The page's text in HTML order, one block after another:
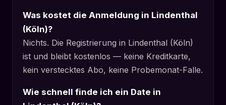
Was kostet die Anmeldung in Lindenthal
(Köln)?
Nichts. Die Registrierung in Lindenthal (Köln)
ist und bleibt kostenlos — keine Kreditkarte,
kein verstecktes Abo, keine Probemonat-Falle.
Wie schnell finde ich ein Date in